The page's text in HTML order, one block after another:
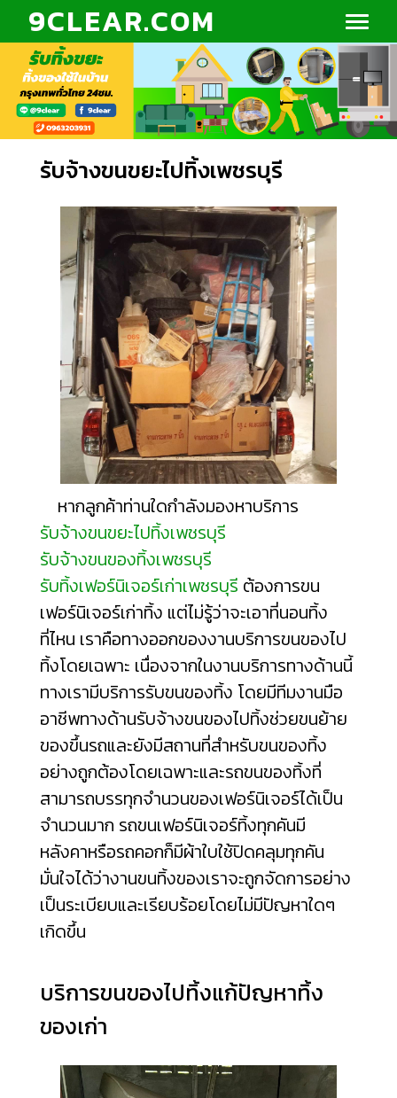
9CLEAR.COM
รับจ้างขนขยะไปทิ้งเพชรบุรี
หากลูกค้าท่านใดกำลังมองหาบริการ
รับจ้างขนขยะไปทิ้งเพชรบุรี
รับจ้างขนของทิ้งเพชรบุรี
รับทิ้งเฟอร์นิเจอร์เก่าเพชรบุรี ต้องการขน
เฟอร์นิเจอร์เก่าทิ้ง แต่ไม่รู้ว่าจะเอาที่นอนทิ้ง
ที่ไหน เราคือทางออกของงานบริการขนของไป
ทิ้งโดยเฉพาะ เนื่องจากในงานบริการทางด้านนี้
ทางเรามีบริการรับขนของทิ้ง โดยมีทีมงานมือ
อาชีพทางด้านรับจ้างขนของไปทิ้งช่วยขนย้าย
ของขึ้นรถและยังมีสถานที่สำหรับขนของทิ้ง
อย่างถูกต้องโดยเฉพาะและรถขนของทิ้งที่
สามารถบรรทุกจำนวนของเฟอร์นิเจอร์ได้เป็น
จำนวนมาก รถขนเฟอร์นิเจอร์ทิ้งทุกคันมี
หลังคาหรือรถคอกก็มีผ้าใบใช้ปิดคลุมทุกคัน
มั่นใจได้ว่างานขนทิ้งของเราจะถูกจัดการอย่าง
เป็นระเบียบและเรียบร้อยโดยไม่มีปัญหาใดๆ
เกิดขึ้น
บริการขนของไปทิ้งแก้ปัญหาทิ้ง
ของเก่า